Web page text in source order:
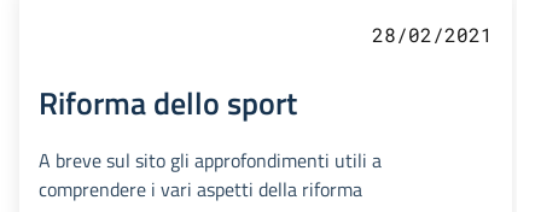
28/02/2021
Riforma dello sport
A breve sul sito gli approfondimenti utili a
comprendere i vari aspetti della riforma